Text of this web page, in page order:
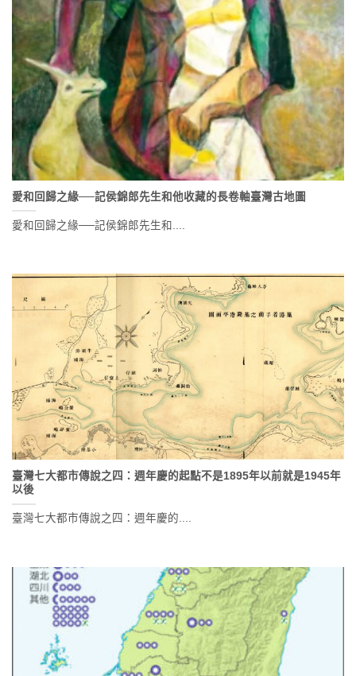
愛和回歸之緣──記侯錦郎先生和他收藏的長卷軸臺灣古地圖
愛和回歸之緣──記侯錦郎先生和....
臺灣七大都市傳說之四：週年慶的起點不是1895年以前就是1945年
以後
臺灣七大都市傳說之四：週年慶的....